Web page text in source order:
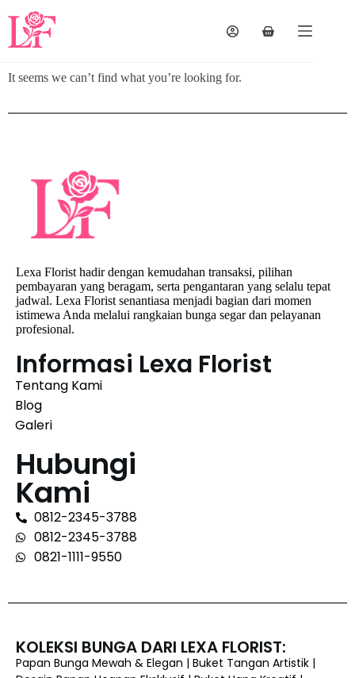
It seems we can’t find what you’re looking for.
Lexa Florist hadir dengan kemudahan transaksi, pilihan
pembayaran yang beragam, serta pengantaran yang selalu tepat
jadwal. Lexa Florist senantiasa menjadi bagian dari momen
istimewa Anda melalui rangkaian bunga segar dan pelayanan
profesional.
Informasi Lexa Florist
Tentang Kami
Blog
Galeri
Hubungi
Kami
0812-2345-3788
0812-2345-3788
0821-1111-9550
KOLEKSI BUNGA DARI LEXA FLORIST:
Papan Bunga Mewah & Elegan | Buket Tangan Artistik |